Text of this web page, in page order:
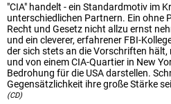
"CIA" handelt - ein Standardmotiv im
unterschiedlichen Partnern. Ein ohne
Recht und Gesetz nicht allzu ernst
und ein cleverer, erfahrener FBI-
der sich stets an die Vorschriften
und von einem CIA-Quartier in New
Bedrohung für die USA darstellen.
Gegensätzlichkeit ihre große Stärke
(CD)